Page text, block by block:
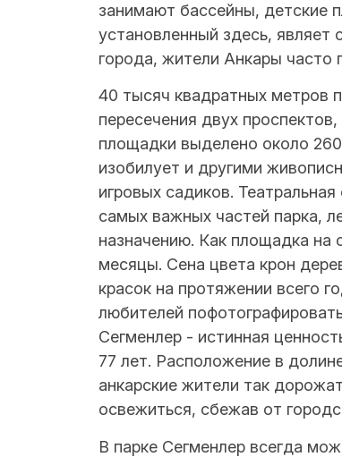
занимают бассейны, детские
установленный здесь,
города, жители Анкары часто
40 тысяч квадратных метров
пересечения двух
площадки выделено около
изобилует и другими
игровых садиков.
самых важных частей парка,
назначению. Как площадка на
месяцы. Сена цвета крон
красок на протяжении всего
любителей
Сегменлер - истинная
77 лет. Расположение в
анкарские жители так
освежиться, сбежав от
В парке Сегменлер всегда